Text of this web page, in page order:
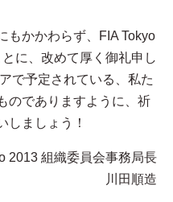
かかわらず、FIA Tokyo
に、改めて厚く御礼申し
で予定されている、私た
のでありますように、祈
しましょう！
2013 組織委員会事務局長
川田順造